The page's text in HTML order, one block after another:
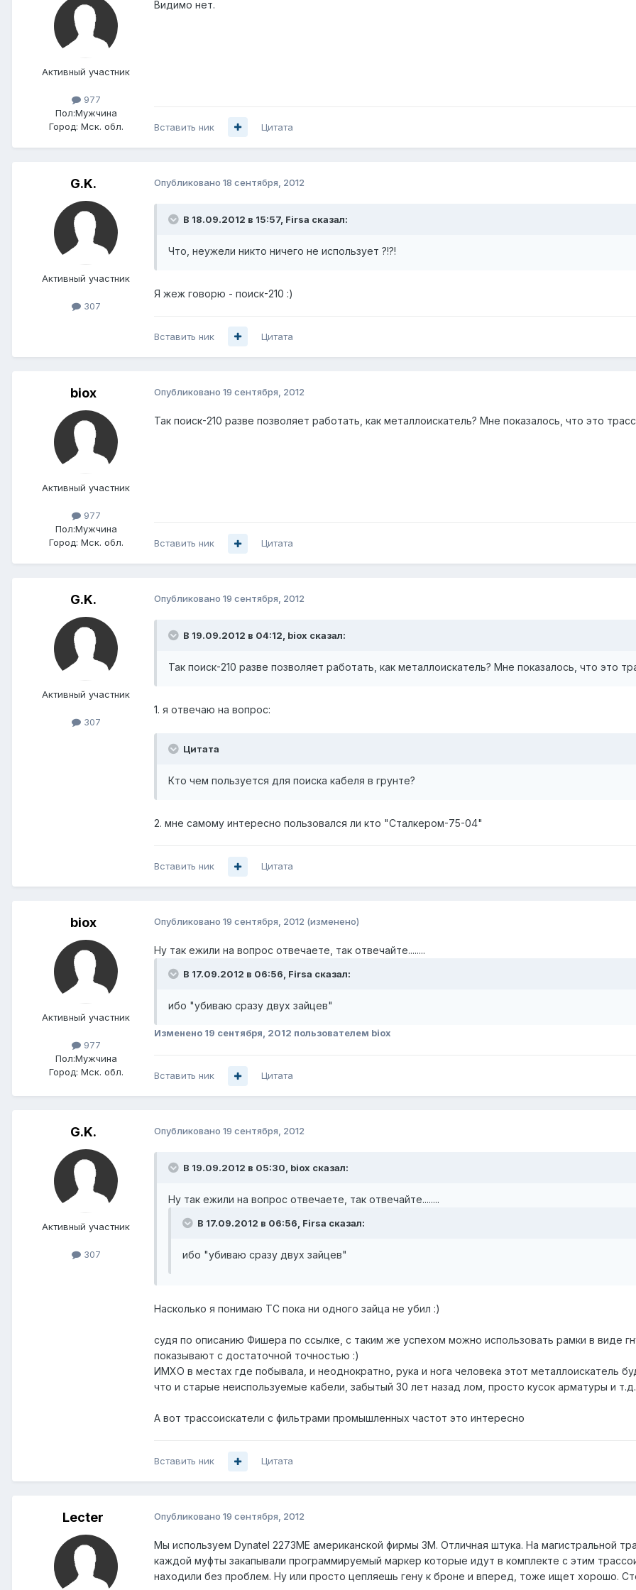
Активный участник
977
Пол:Мужчина
Город: Мск. обл.
Видимо нет.
Вставить ник Цитата
G.K.
Активный участник
307
Опубликовано 18 сентября, 2012
В 18.09.2012 в 15:57, Firsa сказал:
Что, неужели никто ничего не использует ?!?!
Я жеж говорю - поиск-210 :)
Вставить ник Цитата
biox
Активный участник
977
Пол:Мужчина
Город: Мск. обл.
Опубликовано 19 сентября, 2012
Так поиск-210 разве позволяет работать, как металлоискатель? Мне показалось, что это
Вставить ник Цитата
G.K.
Активный участник
307
Опубликовано 19 сентября, 2012
В 19.09.2012 в 04:12, biox сказал:
Так поиск-210 разве позволяет работать, как металлоискатель? Мне показалось, что это
1. я отвечаю на вопрос:
Цитата
Кто чем пользуется для поиска кабеля в грунте?
2. мне самому интересно пользовался ли кто "Сталкером-75-04"
Вставить ник Цитата
biox
Активный участник
977
Пол:Мужчина
Город: Мск. обл.
Опубликовано 19 сентября, 2012 (изменено)
Ну так ежили на вопрос отвечаете, так отвечайте........
В 17.09.2012 в 06:56, Firsa сказал:
ибо "убиваю сразу двух зайцев"
Изменено 19 сентября, 2012 пользователем biox
Вставить ник Цитата
G.K.
Активный участник
307
Опубликовано 19 сентября, 2012
В 19.09.2012 в 05:30, biox сказал:
Ну так ежили на вопрос отвечаете, так отвечайте........
В 17.09.2012 в 06:56, Firsa сказал:
ибо "убиваю сразу двух зайцев"
Насколько я понимаю ТС пока ни одного зайца не убил :)
судя по описанию Фишера по ссылке, с таким же успехом можно использовать рамки в виде
показывают с достаточной точностью :)
ИМХО в местах где побывала, и неоднократно, рука и нога человека этот металлоискатель
что и старые неиспользуемые кабели, забытый 30 лет назад лом, просто кусок арматуры и т.д.
А вот трассоискатели с фильтрами промышленных частот это интересно
Вставить ник Цитата
Lecter Опубликовано 19 сентября, 2012
Мы используем Dynatel 2273ME американской фирмы 3М. Отличная штука. На магистральной
каждой муфты закапывали программируемый маркер которые идут в комплекте с этим
находили без проблем. Ну или просто цепляешь гену к броне и вперед, тоже ищет хорошо.